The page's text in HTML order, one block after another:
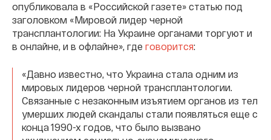
опубликовала в «Российской газете» статью под
заголовком «Мировой лидер черной
трансплантологии: На Украине органами торгуют и
в онлайне, и в офлайне», где говорится:
«Давно известно, что Украина стала одним из
мировых лидеров черной трансплантологии.
Связанные с незаконным изъятием органов из тел
умерших людей скандалы стали появляться еще с
конца 1990-х годов, что было вызвано